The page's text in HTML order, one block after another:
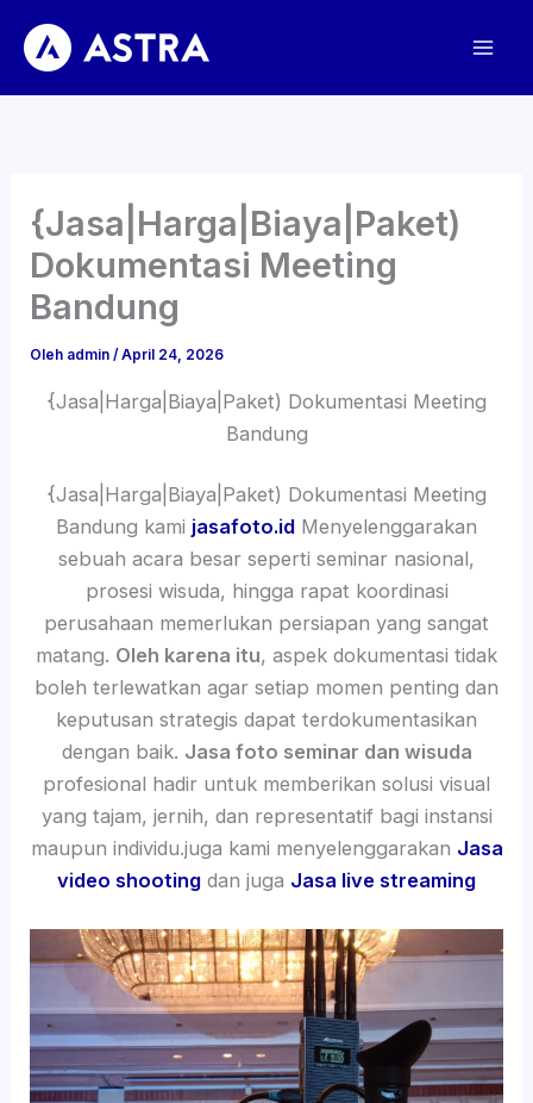
konten
{Jasa|Harga|Biaya|Paket)
Dokumentasi Meeting
Bandung
Oleh admin/April 24, 2026
{Jasa|Harga|Biaya|Paket) Dokumentasi Meeting
Bandung
{Jasa|Harga|Biaya|Paket) Dokumentasi Meeting
Bandung kami jasafoto.id Menyelenggarakan
sebuah acara besar seperti seminar nasional,
prosesi wisuda, hingga rapat koordinasi
perusahaan memerlukan persiapan yang sangat
matang. Oleh karena itu, aspek dokumentasi tidak
boleh terlewatkan agar setiap momen penting dan
keputusan strategis dapat terdokumentasikan
dengan baik. Jasa foto seminar dan wisuda
profesional hadir untuk memberikan solusi visual
yang tajam, jernih, dan representatif bagi instansi
maupun individu.juga kami menyelenggarakan Jasa
video shooting dan juga Jasa live streaming